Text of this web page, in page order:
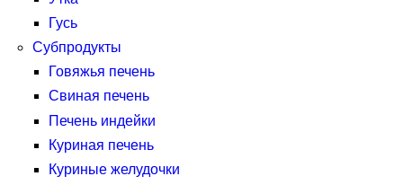
Гусь
Субпродукты
Говяжья печень
Свиная печень
Печень индейки
Куриная печень
Куриные желудочки